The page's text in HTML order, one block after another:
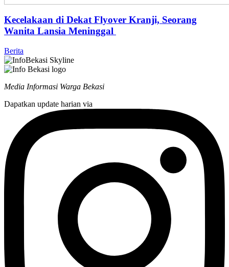
Kecelakaan di Dekat Flyover Kranji, Seorang
Wanita Lansia Meninggal
Berita
Media Informasi Warga Bekasi
Dapatkan update harian via